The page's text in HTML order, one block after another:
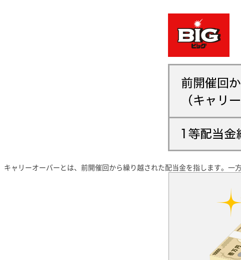
キャリーオーバーとは、前開催回から繰り越された配当金を指します。一